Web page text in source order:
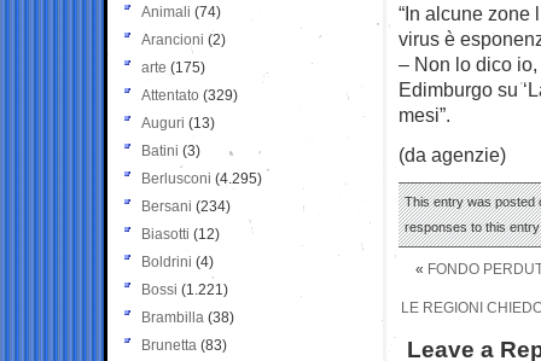
“In alcune zone
virus è
– Non lo dico
Edimburgo su
mesi”.
(da agenzie)
This entry was posted
responses to this
« FONDO
LE REGIONI
Leave a
Animali (74)
Arancioni (2)
arte (175)
Attentato (329)
Auguri (13)
Batini (3)
Berlusconi (4.295)
Bersani (234)
Biasotti (12)
Boldrini (4)
Bossi (1.221)
Brambilla (38)
Brunetta (83)